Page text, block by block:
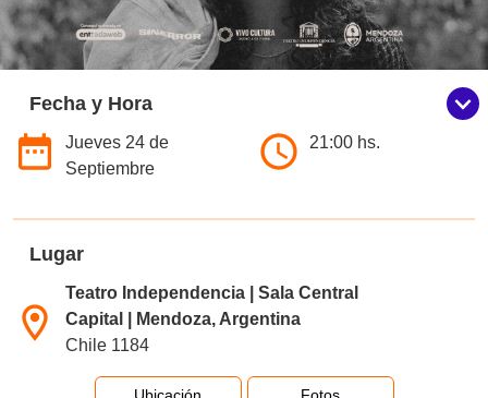
Fecha y Hora
Jueves 24 de
Septiembre
21:00 hs.
Lugar
Teatro Independencia | Sala Central
Capital | Mendoza, Argentina
Chile 1184